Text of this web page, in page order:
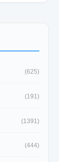
(625)
(191)
(1391)
(444)